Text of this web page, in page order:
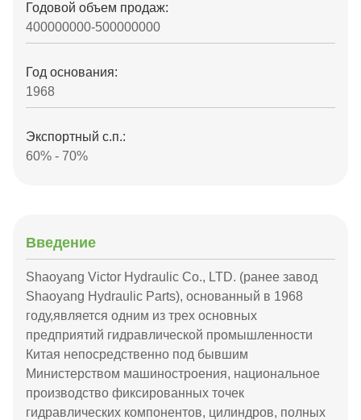
Годовой объем продаж:
400000000-500000000
Год основания:
1968
Экспортный с.п.:
60% - 70%
Введение
Shaoyang Victor Hydraulic Co., LTD. (ранее завод
Shaoyang Hydraulic Parts), основанный в 1968
году,является одним из трех основных
предприятий гидравлической промышленности
Китая непосредственно под бывшим
Министерством машиностроения, национальное
производство фиксированных точек
гидравлических компонентов, цилиндров, полных